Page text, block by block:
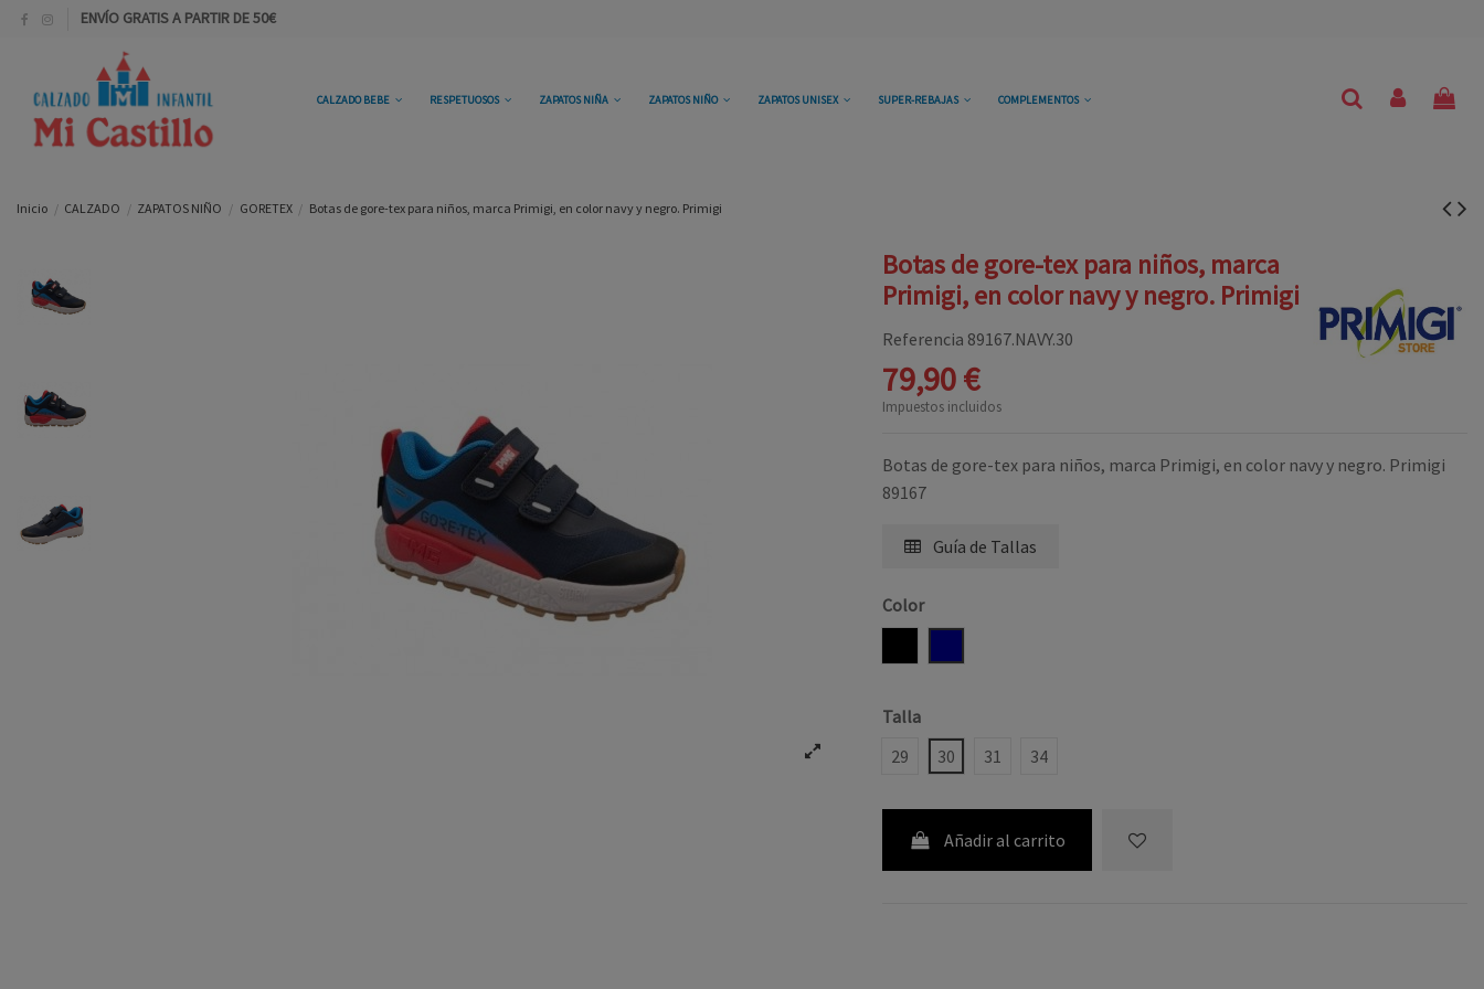
ENVÍO GRATIS A PARTIR DE 50€
CALZADO BEBE RESPETUOSOS ZAPATOS NIÑA ZAPATOS NIÑO ZAPATOS UNISEX SUPER-REBAJAS COMPLEMENTOS
Inicio CALZADO ZAPATOS NIÑO GORETEX Botas de gore-tex para niños, marca Primigi, en color navy y negro. Primigi
Botas de gore-tex para niños, marca
Primigi, en color navy y negro. Primigi
Referencia 89167.NAVY.30
79,90 €
Impuestos incluidos
Botas de gore-tex para niños, marca Primigi, en color navy y negro. Primigi
89167
Guía de Tallas
Color
Talla
29
30 31 34
Añadir al carrito